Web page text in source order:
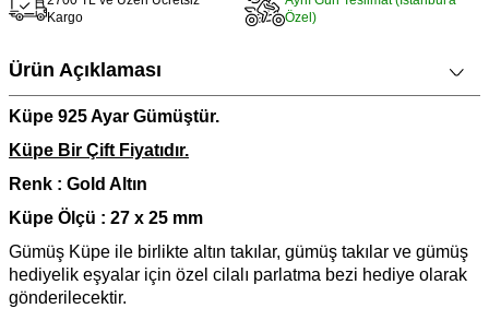
Kargo
Özel)
Ürün Açıklaması
Küpe 925 Ayar Gümüştür.
Küpe Bir Çift Fiyatıdır.
Renk : Gold Altın
Küpe Ölçü : 27 x 25 mm
Gümüş Küpe ile birlikte altın takılar, gümüş takılar ve gümüş
hediyelik eşyalar için özel cilalı parlatma bezi hediye olarak
gönderilecektir.